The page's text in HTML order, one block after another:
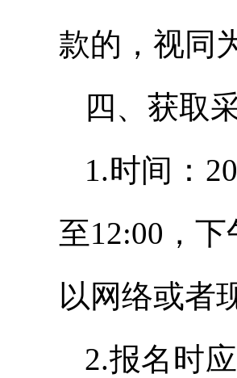
款的，视同
四、获取
1.时间：
至12:00，
以网络或者
2.报名时